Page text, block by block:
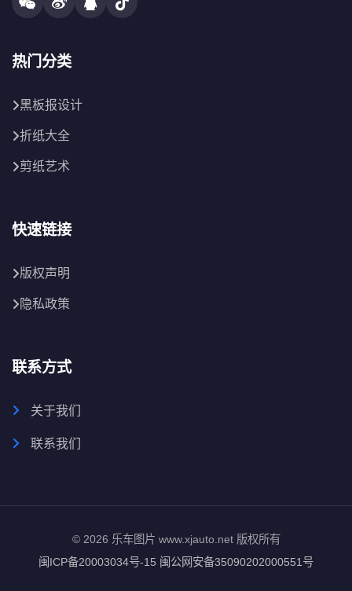
热门分类
黑板报设计
折纸大全
剪纸艺术
快速链接
版权声明
隐私政策
联系方式
关于我们
联系我们
© 2026 乐车图片 www.xjauto.net 版权所有
闽ICP备20003034号-15 闽公网安备35090202000551号